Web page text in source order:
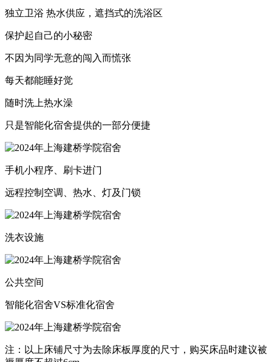
独立卫浴 热水供应，遮挡式的洗浴区
保护起自己的小秘密
不因为同学无意的闯入而慌张
每天都能睡好觉
随时洗上热水澡
只是智能化宿舍提供的一部分便捷
手机小程序、刷卡进门
远程控制空调、热水、灯及门锁
洗衣设施
公共空间
智能化宿舍VS标准化宿舍
注：以上床铺尺寸为去除床板厚度的尺寸，购买床品时建议被